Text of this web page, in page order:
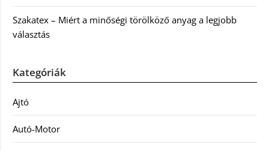
Szakatex – Miért a minőségi törölköző anyag a legjobb
választás
Kategóriák
Ajtó
Autó-Motor